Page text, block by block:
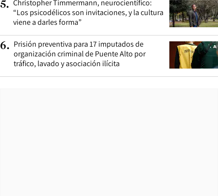
5. Christopher Timmermann, neurocientífico:
“Los psicodélicos son invitaciones, y la cultura
viene a darles forma”
6. Prisión preventiva para 17 imputados de
organización criminal de Puente Alto por
tráfico, lavado y asociación ilícita